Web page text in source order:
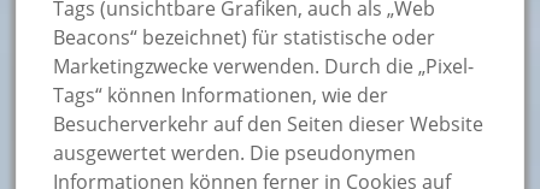
Tags (unsichtbare Grafiken, auch als „Web
Beacons“ bezeichnet) für statistische oder
Marketingzwecke verwenden. Durch die „Pixel-
Tags“ können Informationen, wie der
Besucherverkehr auf den Seiten dieser Website
ausgewertet werden. Die pseudonymen
Informationen können ferner in Cookies auf